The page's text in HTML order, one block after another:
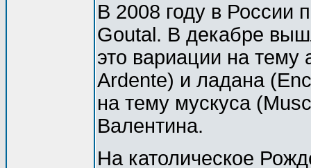
В 2008 году в России
Goutal. В декабре
это вариации на
Ardente) и ладана
на тему мускуса
Валентина.
На католическое